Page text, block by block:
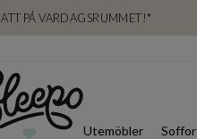
PÅ VARDAGSRUMMET!*
Utemöbler Soffor